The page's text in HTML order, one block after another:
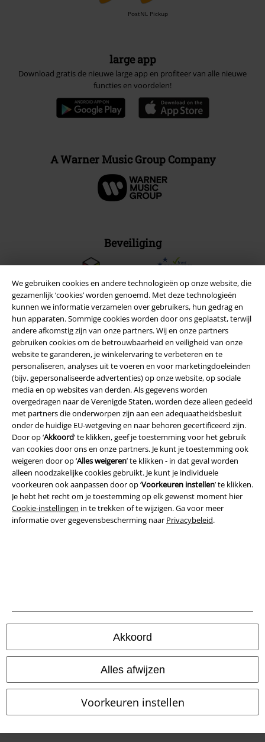
We gebruiken cookies en andere technologieën op onze website, die
gezamenlijk ‘cookies’ worden genoemd. Met deze technologieën
kunnen we informatie verzamelen over gebruikers, hun gedrag en
hun apparaten. Sommige cookies worden door ons geplaatst, terwijl
andere afkomstig zijn van onze partners. Wij en onze partners
gebruiken cookies om de betrouwbaarheid en veiligheid van onze
website te garanderen, je winkelervaring te verbeteren en te
personaliseren, analyses uit te voeren en voor marketingdoeleinden
(bijv. gepersonaliseerde advertenties) op onze website, op sociale
media en op websites van derden. Als gegevens worden
overgedragen naar de Verenigde Staten, worden deze alleen gedeeld
met partners die onderworpen zijn aan een adequaatheidsbesluit
onder de huidige EU-wetgeving en naar behoren gecertificeerd zijn.
Door op ‘Akkoord’ te klikken, geef je toestemming voor het gebruik
van cookies door ons en onze partners. Je kunt je toestemming ook
weigeren door op ‘Alles weigeren’ te klikken - in dat geval worden
alleen noodzakelijke cookies gebruikt. Je kunt je individuele
voorkeuren ook aanpassen door op ‘Voorkeuren instellen’ te klikken.
Je hebt het recht om je toestemming op elk gewenst moment hier
Cookie-instellingen in te trekken of te wijzigen. Ga voor meer
informatie over gegevensbescherming naar Privacybeleid.
Akkoord
Alles afwijzen
Voorkeuren instellen
PostNL Pickup
large app
Download gratis de nieuwe large app en profiteer van alle nieuwe
functies en voordelen!
A Warner Music Group Company
Beveiliging
Legal
Algemene Voorwaarden
Bedrijfsgegevens
Privacyverklaring
Verklaring van conformiteit
Alle prijzen incl.wettelijke BTW
© 1986-2026 Large Popmerchandising B.V.
Onze online shops